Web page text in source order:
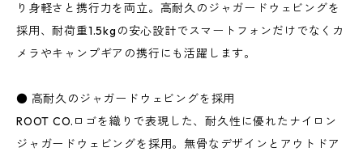
り身軽さと携行力を両立。高耐久のジャガードウェビングを
採用、耐荷重1.5kgの安心設計でスマートフォンだけでなくカ
メラやキャンプギアの携行にも活躍します。
● 高耐久のジャガードウェビングを採用
ROOT CO.ロゴを織りで表現した、耐久性に優れたナイロン
ジャガードウェビングを採用。無骨なデザインとアウトドア